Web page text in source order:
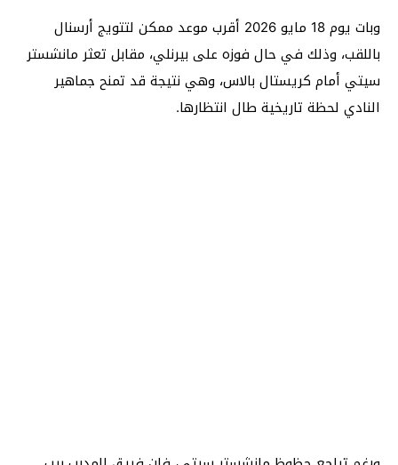
وبات يوم 18 مايو 2026 أقرب موعد ممكن لتتويج أرسنال
باللقب، وذلك في حال فوزه على بيرنلي، مقابل تعثر مانشستر
سيتي أمام كريستال بالاس، وهي نتيجة قد تمنح جماهير
النادي لحظة تاريخية طال انتظارها.